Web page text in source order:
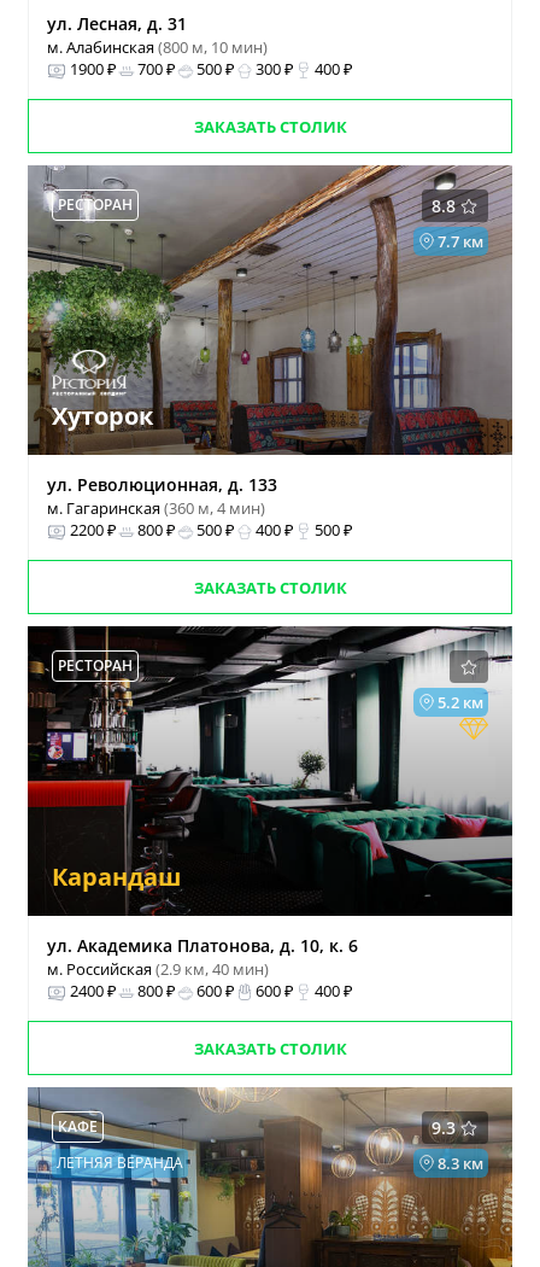
ул. Лесная, д. 31
м. Алабинская(800 м, 10 мин)
1900 ₽
700 ₽ 500 ₽ 300 ₽ 400 ₽
ЗАКАЗАТЬ СТОЛИК
8.8
РЕСТОРАН
7.7 км
Хуторок
ул. Революционная, д. 133
м. Гагаринская(360 м, 4 мин)
2200 ₽
800 ₽ 500 ₽ 400 ₽ 500 ₽
ЗАКАЗАТЬ СТОЛИК
РЕСТОРАН
5.2 км
Карандаш
ул. Академика Платонова, д. 10, к. 6
м. Российская(2.9 км, 40 мин)
2400 ₽
800 ₽ 600 ₽ 600 ₽ 400 ₽
ЗАКАЗАТЬ СТОЛИК
9.3
КАФЕ
8.3 км
ЛЕТНЯЯ ВЕРАНДА